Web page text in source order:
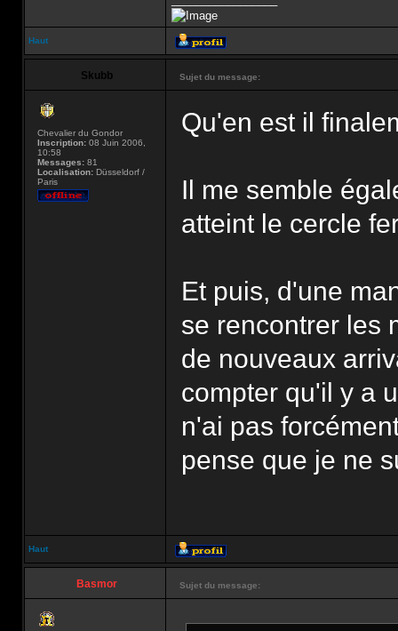
Haut
Skubb Sujet du message:
Chevalier du Gondor
Inscription: 08 Juin 2006,
10:58
Messages: 81
Localisation: Düsseldorf /
Paris
Qu'en est il
Il me semble
atteint le cercle
Et puis, d'une
se rencontrer les
de nouveaux
compter qu'il y a
n'ai pas
pense que je ne
Haut
Basmor Sujet du message: